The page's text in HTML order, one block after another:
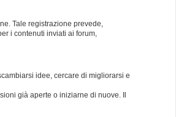
Tale registrazione prevede,
i contenuti inviati ai forum,
idee, cercare di migliorarsi e
già aperte o iniziarne di nuove. Il